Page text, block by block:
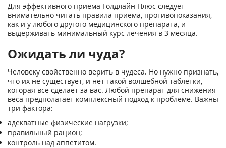
Для эффективного приема Голдлайн Плюс следует
внимательно читать правила приема, противопоказания,
как и у любого другого медицинского препарата, и
выдерживать минимальный курс лечения в 3 месяца.
Ожидать ли чуда?
Человеку свойственно верить в чудеса. Но нужно признать,
что их не существует, и нет такой волшебной таблетки,
которая все сделает за вас. Любой препарат для снижения
веса предполагает комплексный подход к проблеме. Важны
три фактора:
адекватные физические нагрузки;
правильный рацион;
контроль над аппетитом.